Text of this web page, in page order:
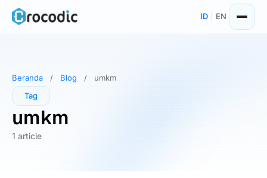
Skip
ID EN
Beranda / Blog /
umkm
Tag
umkm
1 article